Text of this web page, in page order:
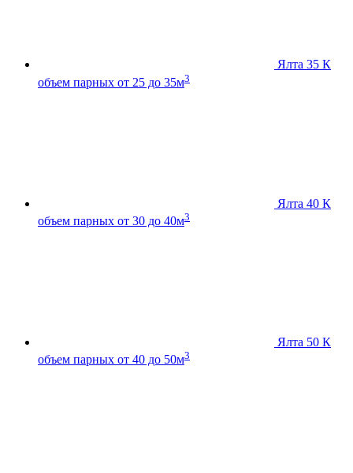
Ялта 35 К
объем парных от 25 до 35м3
Ялта 40 К
объем парных от 30 до 40м3
Ялта 50 К
объем парных от 40 до 50м3